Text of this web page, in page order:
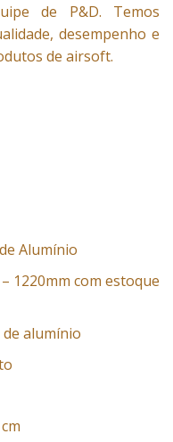
de P&D. Temos
desempenho e
de airsoft.
Alumínio
1220mm com estoque
alumínio